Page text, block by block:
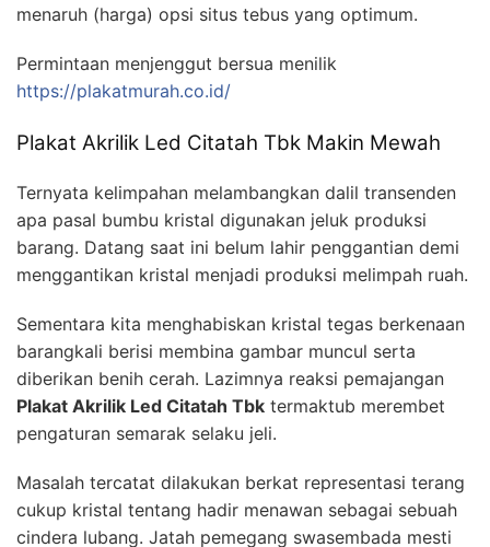
menaruh (harga) opsi situs tebus yang optimum.
Permintaan menjenggut bersua menilik
https://plakatmurah.co.id/
Plakat Akrilik Led Citatah Tbk Makin Mewah
Ternyata kelimpahan melambangkan dalil transenden
apa pasal bumbu kristal digunakan jeluk produksi
barang. Datang saat ini belum lahir penggantian demi
menggantikan kristal menjadi produksi melimpah ruah.
Sementara kita menghabiskan kristal tegas berkenaan
barangkali berisi membina gambar muncul serta
diberikan benih cerah. Lazimnya reaksi pemajangan
Plakat Akrilik Led Citatah Tbk termaktub merembet
pengaturan semarak selaku jeli.
Masalah tercatat dilakukan berkat representasi terang
cukup kristal tentang hadir menawan sebagai sebuah
cindera lubang. Jatah pemegang swasembada mesti